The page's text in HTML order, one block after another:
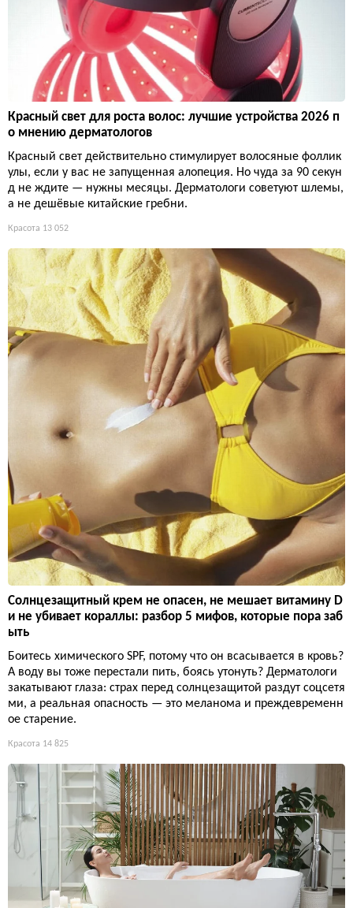
Красный свет для роста волос: лучшие устройства 2026 п
о мнению дерматологов
Красный свет действительно стимулирует волосяные фоллик
улы, если у вас не запущенная алопеция. Но чуда за 90 секун
д не ждите — нужны месяцы. Дерматологи советуют шлемы,
а не дешёвые китайские гребни.
Красота 13 052
Солнцезащитный крем не опасен, не мешает витамину D
и не убивает кораллы: разбор 5 мифов, которые пора заб
ыть
Боитесь химического SPF, потому что он всасывается в кровь?
А воду вы тоже перестали пить, боясь утонуть? Дерматологи
закатывают глаза: страх перед солнцезащитой раздут соцсетя
ми, а реальная опасность — это меланома и преждевременн
ое старение.
Красота 14 825